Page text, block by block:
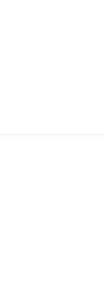
게 하는 방